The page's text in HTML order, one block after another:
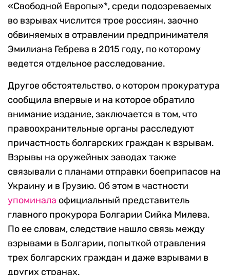
«Свободной Европы»*, среди подозреваемых
во взрывах числится трое россиян, заочно
обвиняемых в отравлении предпринимателя
Эмилиана Гебрева в 2015 году, по которому
ведется отдельное расследование.
Другое обстоятельство, о котором прокуратура
сообщила впервые и на которое обратило
внимание издание, заключается в том, что
правоохранительные органы расследуют
причастность болгарских граждан к взрывам.
Взрывы на оружейных заводах также
связывали с планами отправки боеприпасов на
Украину и в Грузию. Об этом в частности
упоминала официальный представитель
главного прокурора Болгарии Сийка Милева.
По ее словам, следствие нашло связь между
взрывами в Болгарии, попыткой отравления
трех болгарских граждан и даже взрывами в
других странах.